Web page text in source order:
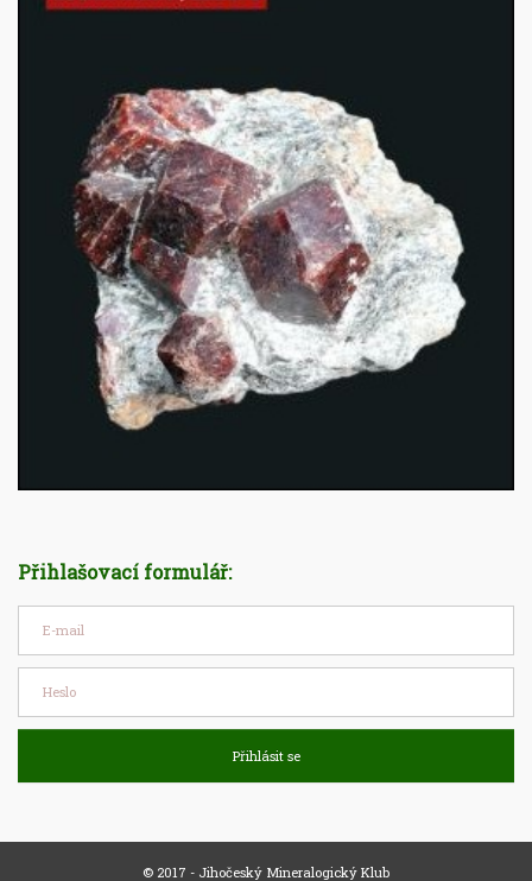
Přihlašovací formulář:
Přihlásit se
© 2017 - Jihočeský Mineralogický Klub